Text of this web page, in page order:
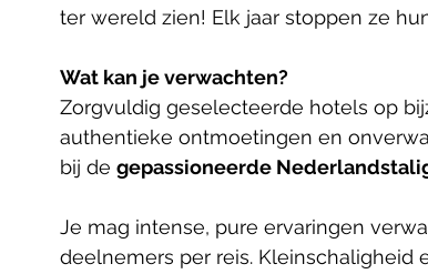
ter wereld zien! Elk jaar stoppen ze
Wat kan je verwachten?
Zorgvuldig geselecteerde hotels op
authentieke ontmoetingen en
bij de gepassioneerde
Je mag intense, pure ervaringen
deelnemers per reis. Kleinschaligheid